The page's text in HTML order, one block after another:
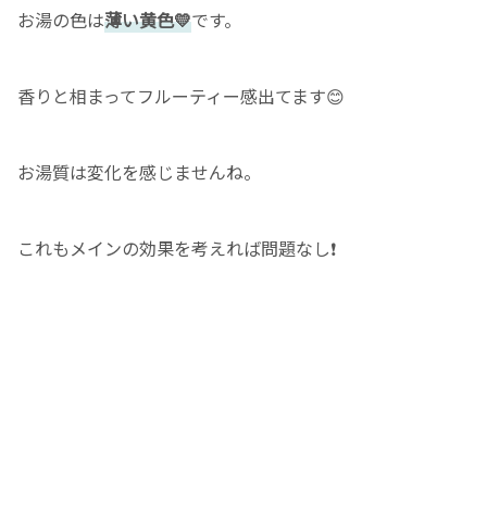
お湯の色は薄い黄色💛です。
香りと相まってフルーティー感出てます😊
お湯質は変化を感じませんね。
これもメインの効果を考えれば問題なし❗️